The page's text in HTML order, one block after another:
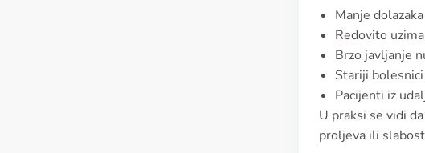
Manje
Redovito
Brzo javljanje
Stariji
Pacijenti iz
U praksi se vidi
proljeva ili